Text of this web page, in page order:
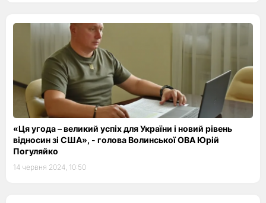
«Ця угода – великий успіх для України і новий рівень
відносин зі США», - голова Волинської ОВА Юрій
Погуляйко
14 червня 2024, 10:50